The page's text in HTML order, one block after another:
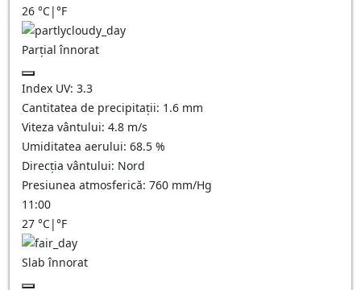
26 °C|°F
Parțial înnorat
Index UV: 3.3
Cantitatea de precipitații: 1.6 mm
Viteza vântului: 4.8 m/s
Umiditatea aerului: 68.5 %
Direcția vântului: Nord
Presiunea atmosferică: 760 mm/Hg
11:00
27 °C|°F
Slab înnorat